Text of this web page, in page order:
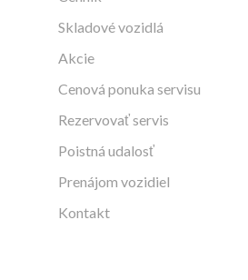
Skladové vozidlá
Akcie
Cenová ponuka servisu
Rezervovať servis
Poistná udalosť
Prenájom vozidiel
Kontakt